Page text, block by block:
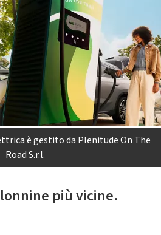
è gestito da Plenitude On The
Road S.r.l.
più vicine.